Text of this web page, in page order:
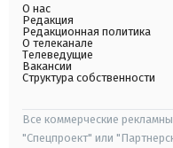
О нас
Редакция
Редакционная политика
О телеканале
Телеведущие
Вакансии
Структура собственности
Все коммерческие
"Спецпроект" или